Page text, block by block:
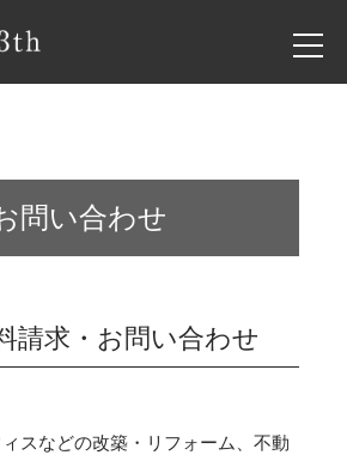
問い合わせ
請求・お問い合わせ
スなどの改築・リフォーム、不動